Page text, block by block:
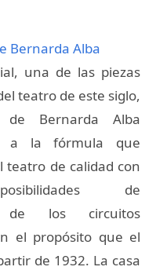
Bernarda Alba
una de las piezas
teatro de este siglo,
de Bernarda Alba
a la fórmula que
teatro de calidad con
de
de los circuitos
el propósito que el
de 1932. La casa